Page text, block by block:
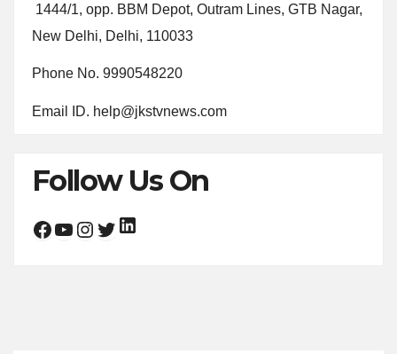
1444/1, opp. BBM Depot, Outram Lines, GTB Nagar,
New Delhi, Delhi, 110033
Phone No. 9990548220
Email ID. help@jkstvnews.com
Follow Us On
Facebook YouTube Instagram Twitter LinkedIn